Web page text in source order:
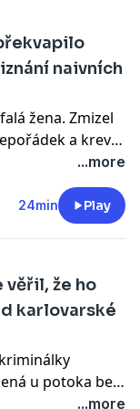
mujRozhlas
pohodlně
proAndroid
naivních
žena. Zmizel
a krevní
domu objevili
rozjet pátrání,
a po chvíli se
nejen naivita
Další skutečný
pohodlně
proAndroid
...more
24min Play
věřil, že ho
karlovarské
u potoka bez
hlavy. O kus
...more